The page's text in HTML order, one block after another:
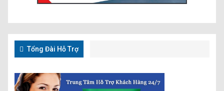
Tổng Đài Hỗ Trợ